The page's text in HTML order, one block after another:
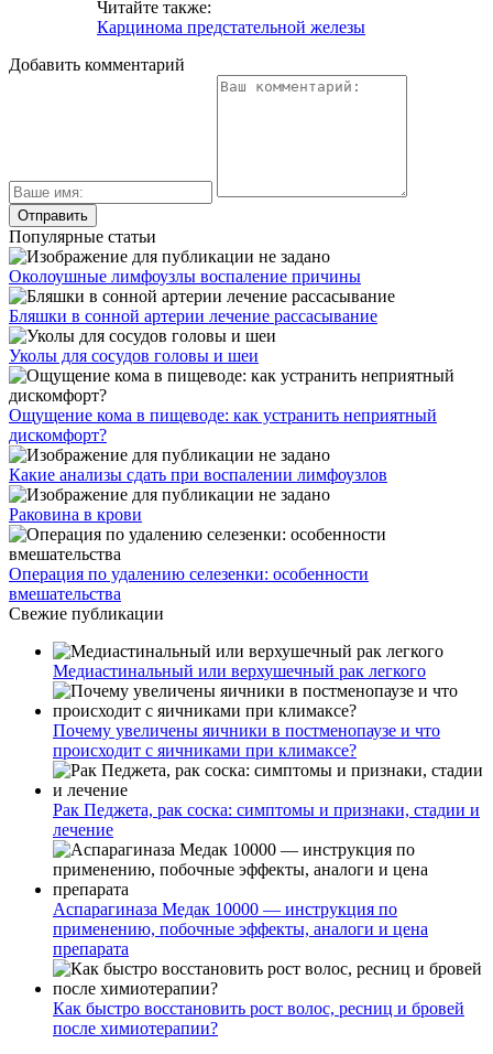
Читайте также:
Карцинома предстательной железы
Добавить комментарий
Популярные статьи
Околоушные лимфоузлы воспаление причины
Бляшки в сонной артерии лечение рассасывание
Уколы для сосудов головы и шеи
Ощущение кома в пищеводе: как устранить неприятный
дискомфорт?
Какие анализы сдать при воспалении лимфоузлов
Раковина в крови
Операция по удалению селезенки: особенности
вмешательства
Свежие публикации
Медиастинальный или верхушечный рак легкого
Почему увеличены яичники в постменопаузе и что
происходит с яичниками при климаксе?
Рак Педжета, рак соска: симптомы и признаки, стадии и
лечение
Аспарагиназа Медак 10000 — инструкция по
применению, побочные эффекты, аналоги и цена
препарата
Как быстро восстановить рост волос, ресниц и бровей
после химиотерапии?